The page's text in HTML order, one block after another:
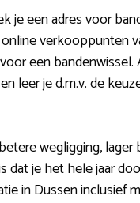
je een adres voor
verkooppunten
een
leer je d.m.v. de
wegligging,
dat je het hele jaar
in Dussen inclusief